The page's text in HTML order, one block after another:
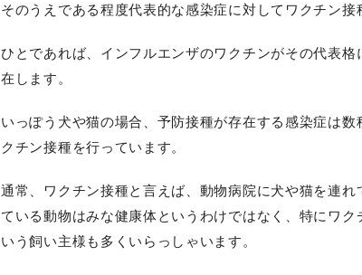
そのうえである程度代表的な感染症に対してワクチン接
ひとであれば、インフルエンザのワクチンがその代表
在します。
いっぽう犬や猫の場合、予防接種が存在する感染症は
クチン接種を行っています。
通常、ワクチン接種と言えば、動物病院に犬や猫を連
ている動物はみな健康体というわけではなく、特にワ
いう飼い主様も多くいらっしゃいます。